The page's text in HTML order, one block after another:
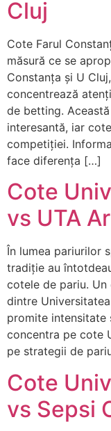
Cluj
Cote Farul
măsură ce se
Constanța și U
concentrează
de betting.
interesantă, iar
competiției.
face diferența […]
Cote
vs UTA
În lumea pariurilor
tradiție au
cotele de pariu.
dintre
promite intensitate
concentra pe cote
pe strategii de
Cote
vs Sepsi